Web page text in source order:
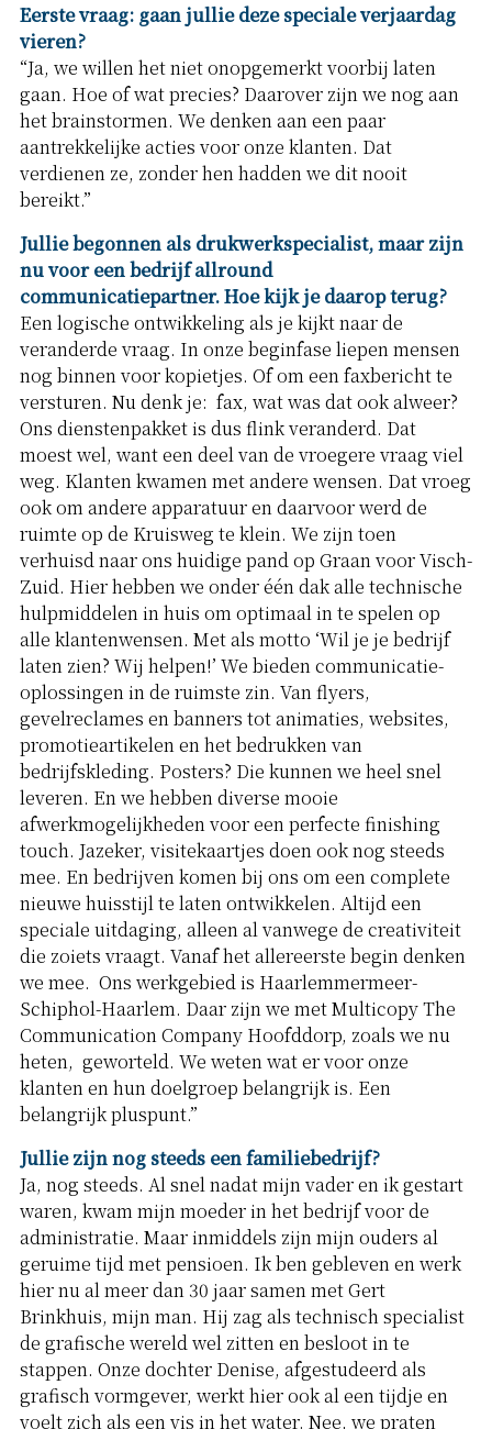
Eerste vraag: gaan jullie deze speciale verjaardag
vieren?
“Ja, we willen het niet onopgemerkt voorbij laten
gaan. Hoe of wat precies? Daarover zijn we nog aan
het brainstormen. We denken aan een paar
aantrekkelijke acties voor onze klanten. Dat
verdienen ze, zonder hen hadden we dit nooit
bereikt.”
Jullie begonnen als drukwerkspecialist, maar zijn
nu voor een bedrijf allround
communicatiepartner. Hoe kijk je daarop terug?
Een logische ontwikkeling als je kijkt naar de
veranderde vraag. In onze beginfase liepen mensen
nog binnen voor kopietjes. Of om een faxbericht te
versturen. Nu denk je: fax, wat was dat ook alweer?
Ons dienstenpakket is dus flink veranderd. Dat
moest wel, want een deel van de vroegere vraag viel
weg. Klanten kwamen met andere wensen. Dat vroeg
ook om andere apparatuur en daarvoor werd de
ruimte op de Kruisweg te klein. We zijn toen
verhuisd naar ons huidige pand op Graan voor Visch-
Zuid. Hier hebben we onder één dak alle technische
hulpmiddelen in huis om optimaal in te spelen op
alle klantenwensen. Met als motto ‘Wil je je bedrijf
laten zien? Wij helpen!’ We bieden communicatie-
oplossingen in de ruimste zin. Van flyers,
gevelreclames en banners tot animaties, websites,
promotieartikelen en het bedrukken van
bedrijfskleding. Posters? Die kunnen we heel snel
leveren. En we hebben diverse mooie
afwerkmogelijkheden voor een perfecte finishing
touch. Jazeker, visitekaartjes doen ook nog steeds
mee. En bedrijven komen bij ons om een complete
nieuwe huisstijl te laten ontwikkelen. Altijd een
speciale uitdaging, alleen al vanwege de creativiteit
die zoiets vraagt. Vanaf het allereerste begin denken
we mee. Ons werkgebied is Haarlemmermeer-
Schiphol-Haarlem. Daar zijn we met Multicopy The
Communication Company Hoofddorp, zoals we nu
heten, geworteld. We weten wat er voor onze
klanten en hun doelgroep belangrijk is. Een
belangrijk pluspunt.”
Jullie zijn nog steeds een familiebedrijf?
Ja, nog steeds. Al snel nadat mijn vader en ik gestart
waren, kwam mijn moeder in het bedrijf voor de
administratie. Maar inmiddels zijn mijn ouders al
geruime tijd met pensioen. Ik ben gebleven en werk
hier nu al meer dan 30 jaar samen met Gert
Brinkhuis, mijn man. Hij zag als technisch specialist
de grafische wereld wel zitten en besloot in te
stappen. Onze dochter Denise, afgestudeerd als
grafisch vormgever, werkt hier ook al een tijdje en
voelt zich als een vis in het water. Nee, we praten